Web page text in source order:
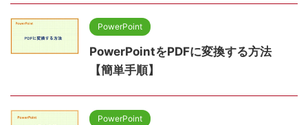
PowerPoint
PowerPointをPDFに変換する方法
【簡単手順】
PowerPoint